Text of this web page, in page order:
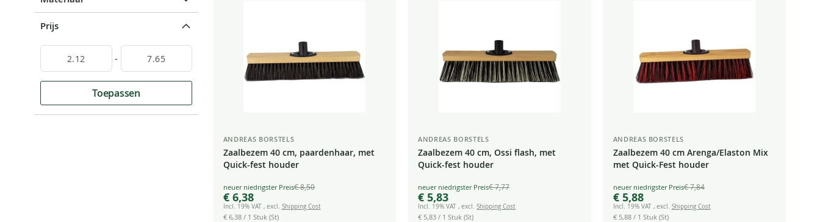
ANDREAS BORSTELS
Zaalbezem 40 cm, paardenhaar, met
Quick-fest houder
Special
Price
€ 6,38
€ 8,50
Incl. 19% VAT , excl. Shipping Cost
€ 6,38/ 1 Stuk (St)
ANDREAS BORSTELS
Zaalbezem 40 cm, Ossi flash, met
Quick-fest houder
Special
Price
€ 5,83
€ 7,77
Incl. 19% VAT,excl.Shipping Cost
€ 5,83 / 1 Stuk (St)
ANDREAS BORSTELS
Zaalbezem 40 cm Arenga/Elaston Mix
met Quick-Fest houder
Special
Price
€ 5,88
€ 7,84
Incl. 19% VAT , excl. Shipping Cost
€ 5,88/ 1 Stuk (St)
Prijs
-
Toepassen